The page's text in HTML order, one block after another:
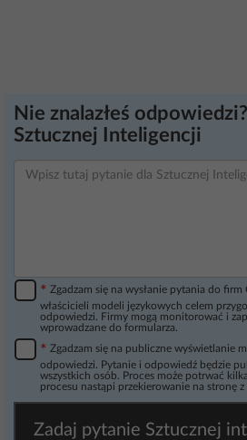
Nie znalazłeś
Sztucznej Inteligencji
* Zgadzam się na wysłanie pytania do
właścicieli modeli językowych celem
odpowiedzi. Firmy mogą monitorować i
wprowadzane do formularza.
* Zgadzam się na publiczne wyświetlanie
odpowiedzi. Pytanie i odpowiedź będzie
wszystkich osób. Proces może potrwać
procesu nastąpi przekierowanie na stronę
Zadaj pytanie Sztucznej